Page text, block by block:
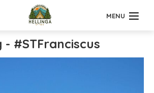
MENU
- #STFranciscus